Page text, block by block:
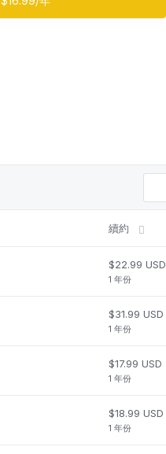
續約
$22.99 USD
1 年份
$31.99 USD
1 年份
$17.99 USD
1 年份
$18.99 USD
1 年份